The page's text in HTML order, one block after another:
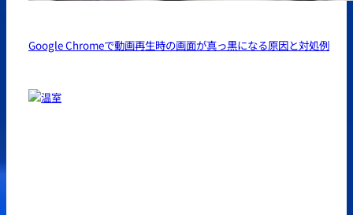
Google Chromeで動画再生時の画面が真っ黒になる原因と対処例